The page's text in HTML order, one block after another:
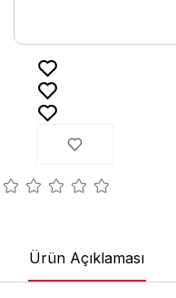
Ürün Açıklaması